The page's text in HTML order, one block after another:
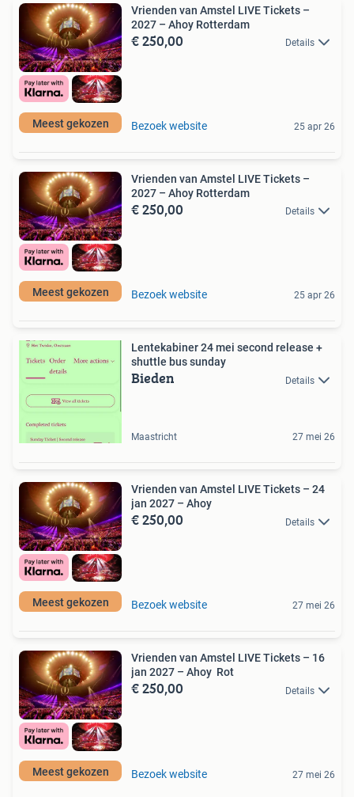
Meest gekozen
Vrienden van Amstel LIVE Tickets –
2027 – Ahoy Rotterdam
€ 250,00 Details
Bezoek website 25 apr 26
Meest gekozen
Vrienden van Amstel LIVE Tickets –
2027 – Ahoy Rotterdam
€ 250,00 Details
Bezoek website 25 apr 26
Lentekabiner 24 mei second release +
shuttle bus sunday
Bieden Details
Maastricht 27 mei 26
Meest gekozen
Vrienden van Amstel LIVE Tickets – 24
jan 2027 – Ahoy
€ 250,00 Details
Bezoek website 27 mei 26
Meest gekozen
Vrienden van Amstel LIVE Tickets – 16
jan 2027 – Ahoy Rot
€ 250,00 Details
Bezoek website 27 mei 26